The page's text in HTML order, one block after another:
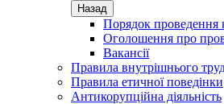
Назад
Порядок проведення
Оголошення про
Вакансії
Правила внутрішнього
Правила етичної поведінки
Антикорупційна діяльність